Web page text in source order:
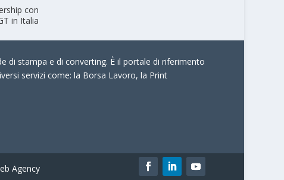
con
in Italia
di stampa e di converting. È il portale di riferimento
servizi come: la Borsa Lavoro, la Print
Agency